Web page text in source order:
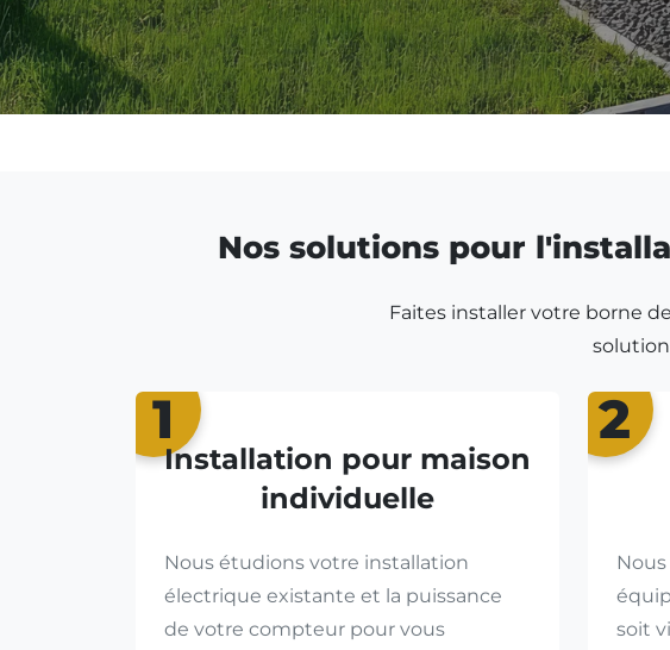
Nos solutions pour
Faites installer votre borne
1
Installation pour maison
individuelle
Nous étudions votre installation
électrique existante et la puissance
de votre compteur pour vous
2
soit